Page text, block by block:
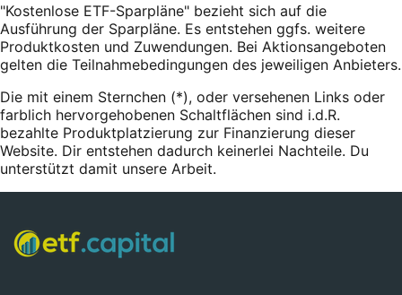
"Kostenlose ETF-Sparpläne" bezieht sich auf die
Ausführung der Sparpläne. Es entstehen ggfs. weitere
Produktkosten und Zuwendungen. Bei Aktionsangeboten
gelten die Teilnahmebedingungen des jeweiligen Anbieters.
Die mit einem Sternchen (*), oder versehenen Links oder
farblich hervorgehobenen Schaltflächen sind i.d.R.
bezahlte Produktplatzierung zur Finanzierung dieser
Website. Dir entstehen dadurch keinerlei Nachteile. Du
unterstützt damit unsere Arbeit.